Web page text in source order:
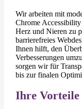
Wir arbeiten mit
Chrome
Herz und Nieren zu
barrierefreies
Ihnen hilft, den
Verbesserungen
sorgen wir für
bis zur finalen
Ihre Vorteile